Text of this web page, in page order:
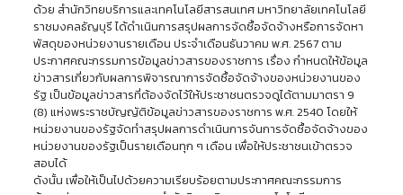
ด้วย สำนักวิทยบริการและเทคโนโลยีสารสนเทศ มหาวิทยาลัยเทคโนโลยี
ราชมงคลธัญบุรี ได้ดำเนินการสรุปผลการจัดซื้อจัดจ้างหรือการจัดหา
พัสดุของหน่วยงานรายเดือน ประจำเดือนธันวาคม พ.ศ. 2567 ตาม
ประกาศคณะกรรมการข้อมูลข่าวสารของราชการ เรื่อง กำหนดให้ข้อมูล
ข่าวสารเกี่ยวกับผลการพิจารณาการจัดซื้อจัดจ้างของหน่วยงานของ
รัฐ เป็นข้อมูลข่าวสารที่ต้องจัดไว้ให้ประชาชนตรวจดูได้ตามมาตรา 9
(8) แห่งพระราชบัญญัติข้อมูลข่าวสารของราชการ พ.ศ. 2540 โดยให้
หน่วยงานของรัฐจัดทำสรุปผลการดำเนินการจันการจัดซื้อจัดจ้างของ
หน่วยงานของรัฐเป็นรายเดือนทุก ๆ เดือน เพื่อให้ประชาชนเข้าตรวจ
สอบได้
ดังนั้น เพื่อให้เป็นไปด้วยความเรียบร้อยตามประกาศคณะกรรมการ